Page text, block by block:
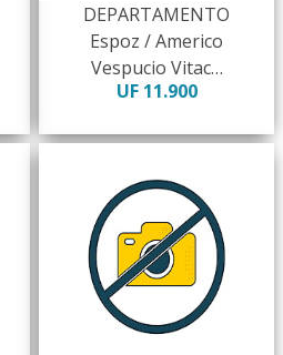
DEPARTAMENTO
Espoz / Americo
Vespucio Vitac…
UF 11.900